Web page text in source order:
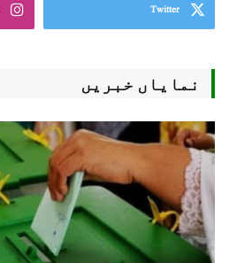
Twitter
نمایاں خبریں